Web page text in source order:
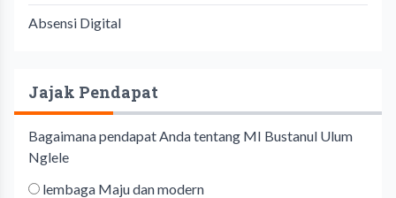
Absensi Digital
Jajak Pendapat
Bagaimana pendapat Anda tentang MI Bustanul Ulum
Nglele
lembaga Maju dan modern